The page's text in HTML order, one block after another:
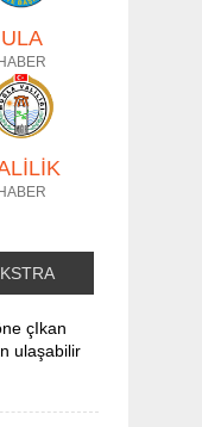
ULA
HABER
HABER
çIkan
ulaşabilir